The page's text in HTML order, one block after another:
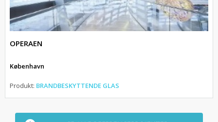
OPERAEN
København
Produkt: BRANDBESKYTTENDE GLAS